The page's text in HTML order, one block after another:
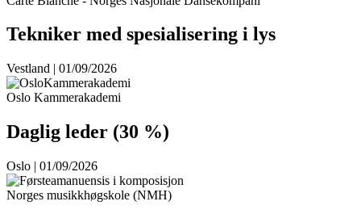
Tekniker med spesialisering i lys
Vestland | 01/09/2026
Oslo Kammerakademi
Daglig leder (30 %)
Oslo | 01/09/2026
Norges musikkhøgskole (NMH)